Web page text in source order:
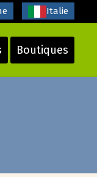
Boutiques
Italie